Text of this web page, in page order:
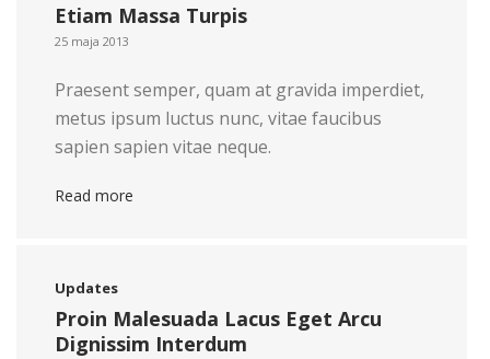
Etiam Massa Turpis
25 maja 2013
Praesent semper, quam at gravida imperdiet,
metus ipsum luctus nunc, vitae faucibus
sapien sapien vitae neque.
Read more
Updates
Proin Malesuada Lacus Eget Arcu
Dignissim Interdum